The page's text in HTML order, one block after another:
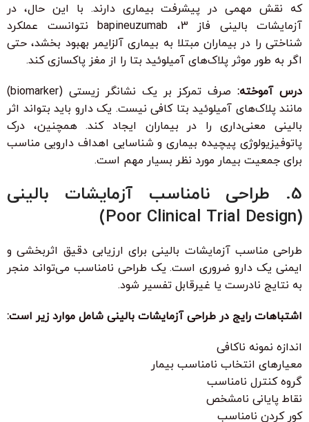
که نقش مهمی در پیشرفت بیماری دارند. با این حال، در
آزمایشات بالینی فاز 3، bapineuzumab نتوانست عملکرد
شناختی را در بیماران مبتلا به بیماری آلزایمر بهبود بخشد، حتی
اگر به طور موثر پلاک‌های آمیلوئید بتا را از مغز پاکسازی کند.
درس آموخته:
صرف تمرکز بر یک نشانگر زیستی (biomarker)
مانند پلاک‌های آمیلوئید بتا کافی نیست. یک دارو باید بتواند اثر
بالینی معنی‌داری را در بیماران ایجاد کند. همچنین، درک
پاتوفیزیولوژی پیچیده بیماری و شناسایی اهداف دارویی مناسب
برای جمعیت بیمار مورد نظر بسیار مهم است.
5. طراحی نامناسب آزمایشات بالینی
(Poor Clinical Trial Design)
طراحی مناسب آزمایشات بالینی برای ارزیابی دقیق اثربخشی و
ایمنی یک دارو ضروری است. یک طراحی نامناسب می‌تواند منجر
به نتایج نادرست یا غیرقابل تفسیر شود.
اشتباهات رایج در طراحی آزمایشات بالینی شامل موارد زیر است:
اندازه نمونه ناکافی
معیارهای انتخاب نامناسب بیمار
گروه کنترل نامناسب
نقاط پایانی نامشخص
کور کردن نامناسب